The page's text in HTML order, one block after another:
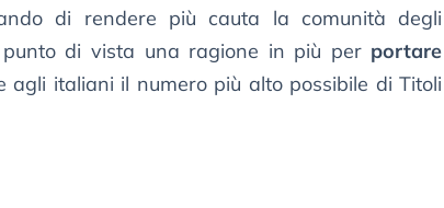
di rendere più cauta la comunità degli
di vista una ragione in più per portare
agli italiani il numero più alto possibile di Titoli